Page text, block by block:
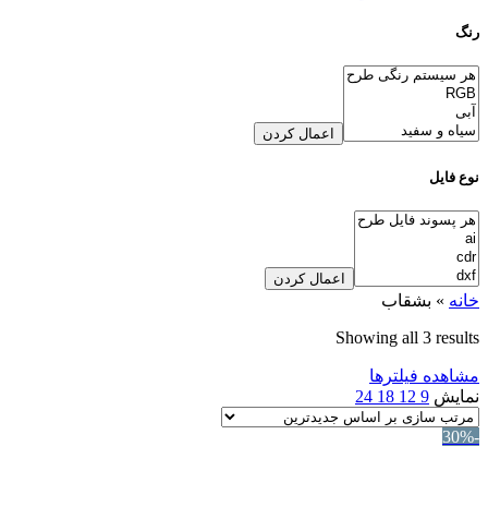
رنگ
اعمال کردن
نوع فایل
اعمال کردن
خانه » بشقاب
Showing all 3 results
مشاهده فیلترها
نمایش 9
12
18
24
-30%